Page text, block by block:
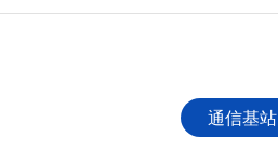
通信基站